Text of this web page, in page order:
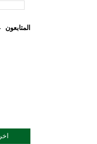
المتابعون